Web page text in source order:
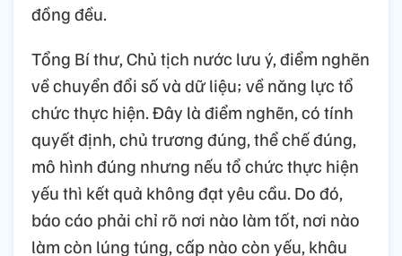
đồng đều.
Tổng Bí thư, Chủ tịch nước lưu ý, điểm nghẽn
về chuyển đổi số và dữ liệu; về năng lực tổ
chức thực hiện. Đây là điểm nghẽn, có tính
quyết định, chủ trương đúng, thể chế đúng,
mô hình đúng nhưng nếu tổ chức thực hiện
yếu thì kết quả không đạt yêu cầu. Do đó,
báo cáo phải chỉ rõ nơi nào làm tốt, nơi nào
làm còn lúng túng, cấp nào còn yếu, khâu